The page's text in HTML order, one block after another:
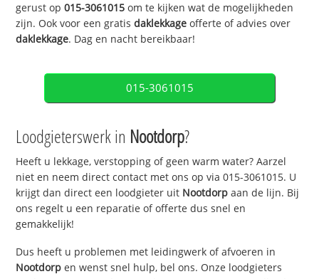
gerust op015-3061015 om te kijken wat de mogelijkheden
zijn. Ook voor een gratisdaklekkage offerte of advies over
daklekkage. Dag en nacht bereikbaar!
015-3061015
Loodgieterswerk in Nootdorp?
Heeft u lekkage, verstopping of geen warm water? Aarzel
niet en neem direct contact met ons op via 015-3061015. U
krijgt dan direct een loodgieter uit Nootdorp aan de lijn. Bij
ons regelt u een reparatie of offerte dus snel en
gemakkelijk!
Dus heeft u problemen met leidingwerk of afvoeren in
Nootdorp en wenst snel hulp, bel ons. Onze loodgieters